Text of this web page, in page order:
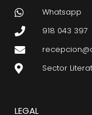
Whatsapp
918 043 397
Sector
LEGAL